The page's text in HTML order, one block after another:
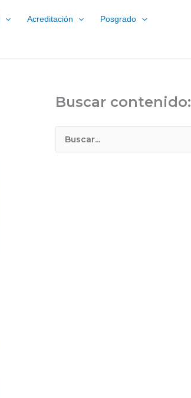
Acreditación Posgrado
Buscar contenido: